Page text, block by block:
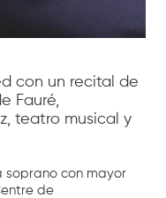
con un recital de
Fauré,
teatro musical y
soprano con mayor
de